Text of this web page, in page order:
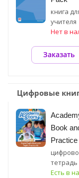
книга
учителя
Нет в
Заказать
Цифровые
Book
Practice
тетрадь
Есть в